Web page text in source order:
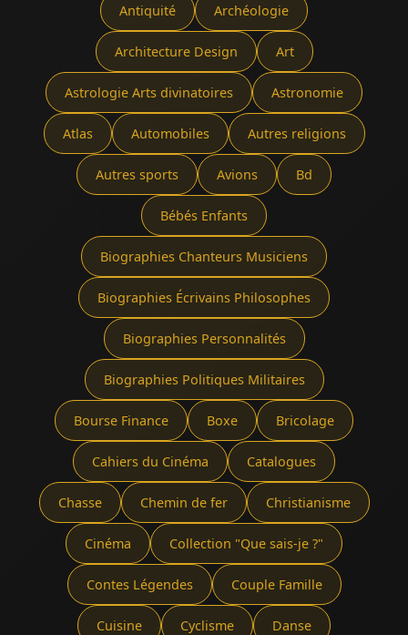
Antiquité Archéologie
Architecture Design Art
Astrologie Arts divinatoires Astronomie
Atlas Automobiles Autres religions
Autres sports Avions Bd
Bébés Enfants
Biographies Chanteurs Musiciens
Biographies Écrivains Philosophes
Biographies Personnalités
Biographies Politiques Militaires
Bourse Finance Boxe Bricolage
Cahiers du Cinéma Catalogues
Chasse Chemin de fer Christianisme
Cinéma Collection "Que sais-je ?"
Contes Légendes Couple Famille
Cuisine Cyclisme Danse